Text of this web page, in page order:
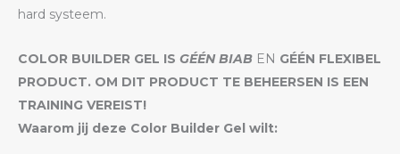
hard systeem.
COLOR BUILDER GEL IS GÉÉN BIAB EN GÉÉN FLEXIBEL
PRODUCT. OM DIT PRODUCT TE BEHEERSEN IS EEN
TRAINING VEREIST!
Waarom jij deze Color Builder Gel wilt: